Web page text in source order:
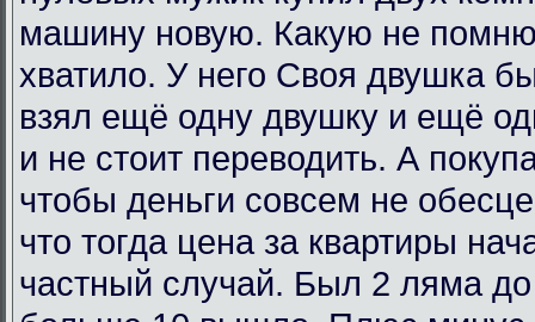
машину новую. Какую не
хватило. У него Своя двушка
взял ещё одну двушку и ещё
и не стоит переводить. А
чтобы деньги совсем не
что тогда цена за квартиры
частный случай. Был 2 ляма